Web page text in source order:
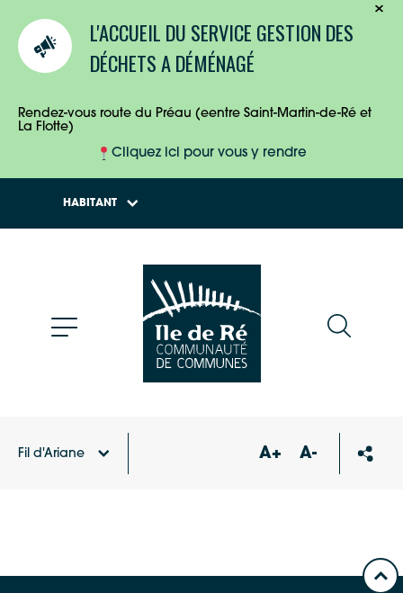
L'ACCUEIL DU SERVICE GESTION DES
DÉCHETS A DÉMÉNAGÉ
Rendez-vous route du Préau (eentre Saint-Martin-de-Ré et
La Flotte)
Cliquez ici pour vous y rendre
HABITANT
ENTREPRISES
Fil d'Ariane A+ A-